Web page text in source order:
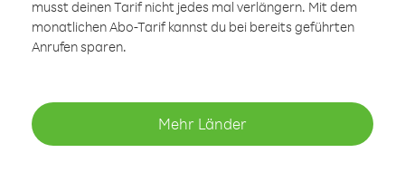
musst deinen Tarif nicht jedes mal verlängern. Mit dem
monatlichen Abo-Tarif kannst du bei bereits geführten
Anrufen sparen.
Mehr Länder